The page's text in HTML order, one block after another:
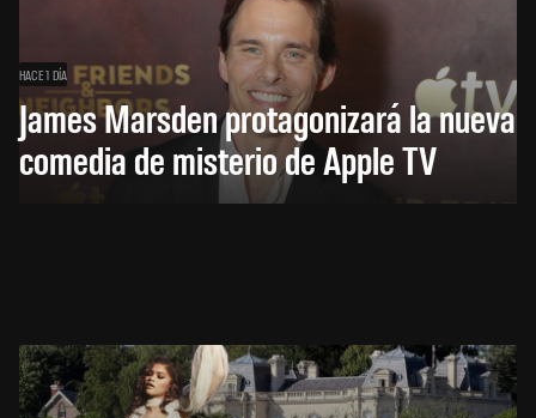
HACE 1 DÍA
James Marsden protagonizará la nueva
comedia de misterio de Apple TV